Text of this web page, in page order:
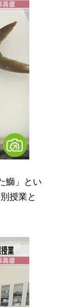
鰤」とい
授業と